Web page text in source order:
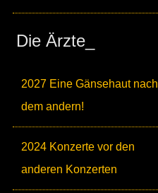
Die Ärzte_
2027 Eine Gänsehaut nach
dem andern!
2024 Konzerte vor den
anderen Konzerten